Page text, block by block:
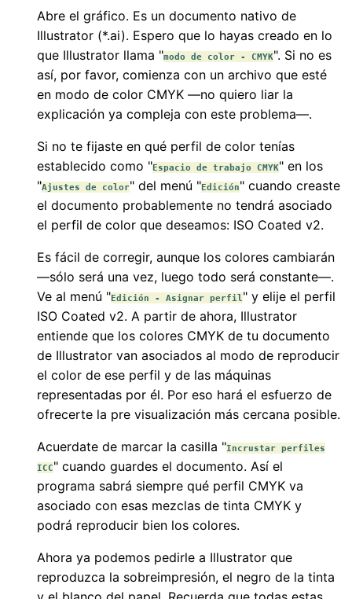
Abre el gráfico. Es un documento nativo de
Illustrator (*.ai). Espero que lo hayas creado en lo
que Illustrator llama "modo de color - CMYK". Si no es
así, por favor, comienza con un archivo que esté
en modo de color CMYK —no quiero liar la
explicación ya compleja con este problema—.
Si no te fijaste en qué perfil de color tenías
establecido como "Espacio de trabajo CMYK" en los
"Ajustes de color" del menú "Edición" cuando creaste
el documento probablemente no tendrá asociado
el perfil de color que deseamos: ISO Coated v2.
Es fácil de corregir, aunque los colores cambiarán
—sólo será una vez, luego todo será constante—.
Ve al menú "Edición - Asignar perfil " y elije el perfil
ISO Coated v2. A partir de ahora, Illustrator
entiende que los colores CMYK de tu documento
de Illustrator van asociados al modo de reproducir
el color de ese perfil y de las máquinas
representadas por él. Por eso hará el esfuerzo de
ofrecerte la pre visualización más cercana posible.
Acuerdate de marcar la casilla "Incrustar perfiles
ICC" cuando guardes el documento. Así el
programa sabrá siempre qué perfil CMYK va
asociado con esas mezclas de tinta CMYK y
podrá reproducir bien los colores.
Ahora ya podemos pedirle a Illustrator que
reproduzca la sobreimpresión, el negro de la tinta